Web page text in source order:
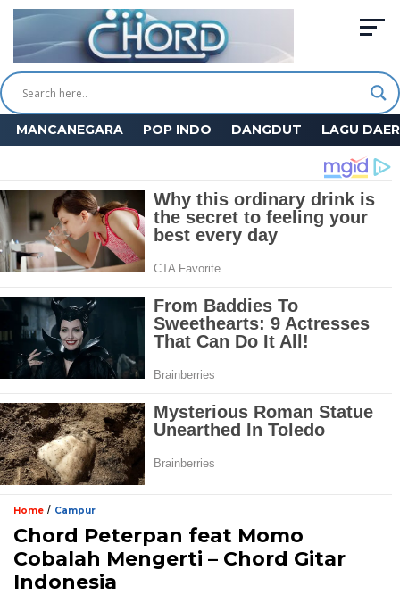
MANCANEGARA POP INDO DANGDUT LAGU
Home / Campur
Chord Peterpan feat Momo
Cobalah Mengerti – Chord Gitar
Indonesia